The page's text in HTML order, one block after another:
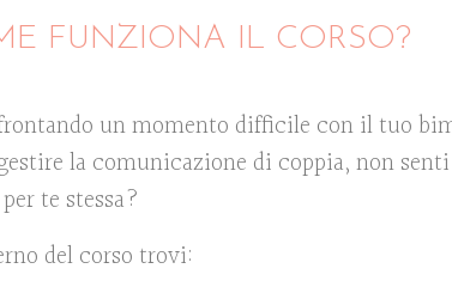
FUNZIONA IL CORSO?
un momento difficile con il tuo
la comunicazione di coppia, non
te stessa?
del corso trovi: